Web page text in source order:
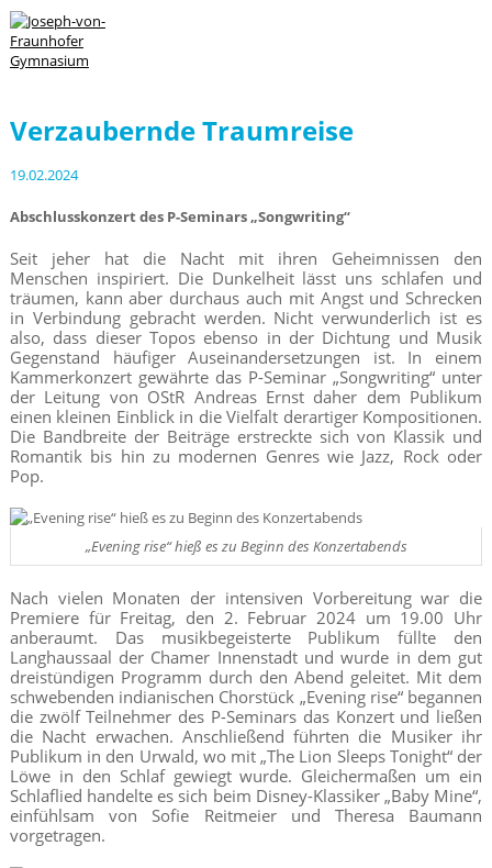
Verzaubernde Traumreise
19.02.2024
Abschlusskonzert des P-Seminars „Songwriting“
Seit jeher hat die Nacht mit ihren Geheimnissen den
Menschen inspiriert. Die Dunkelheit lässt uns schlafen und
träumen, kann aber durchaus auch mit Angst und Schrecken
in Verbindung gebracht werden. Nicht verwunderlich ist es
also, dass dieser Topos ebenso in der Dichtung und Musik
Gegenstand häufiger Auseinandersetzungen ist. In einem
Kammerkonzert gewährte das P-Seminar „Songwriting“ unter
der Leitung von OStR Andreas Ernst daher dem Publikum
einen kleinen Einblick in die Vielfalt derartiger Kompositionen.
Die Bandbreite der Beiträge erstreckte sich von Klassik und
Romantik bis hin zu modernen Genres wie Jazz, Rock oder
Pop.
„Evening rise“ hieß es zu Beginn des Konzertabends
Nach vielen Monaten der intensiven Vorbereitung war die
Premiere für Freitag, den 2. Februar 2024 um 19.00 Uhr
anberaumt. Das musikbegeisterte Publikum füllte den
Langhaussaal der Chamer Innenstadt und wurde in dem gut
dreistündigen Programm durch den Abend geleitet. Mit dem
schwebenden indianischen Chorstück „Evening rise“ begannen
die zwölf Teilnehmer des P-Seminars das Konzert und ließen
die Nacht erwachen. Anschließend führten die Musiker ihr
Publikum in den Urwald, wo mit „The Lion Sleeps Tonight“ der
Löwe in den Schlaf gewiegt wurde. Gleichermaßen um ein
Schlaflied handelte es sich beim Disney-Klassiker „Baby Mine“,
einfühlsam von Sofie Reitmeier und Theresa Baumann
vorgetragen.